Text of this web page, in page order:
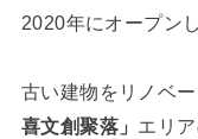
2020年にオープン
古い建物をリノベ
喜文創聚落」 エリ